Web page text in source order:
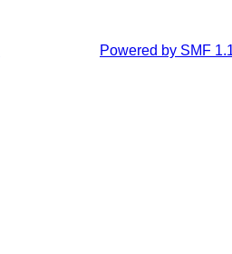
Powered by SMF